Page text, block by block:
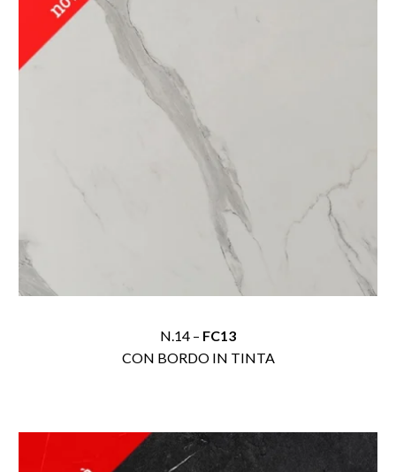
N.14 – FC13
CON BORDO IN TINTA